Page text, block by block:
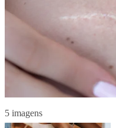
5 imagens